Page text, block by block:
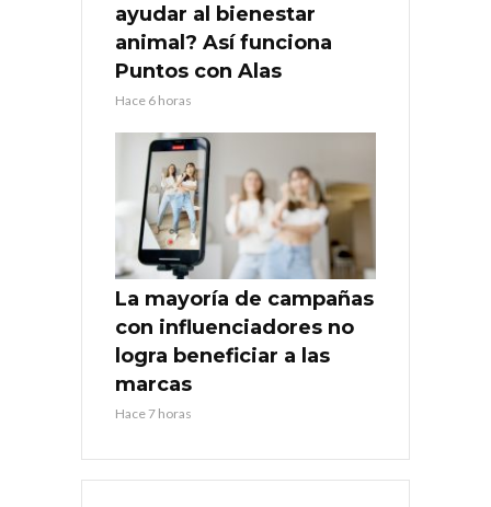
ayudar al bienestar
animal? Así funciona
Puntos con Alas
Hace 6 horas
La mayoría de campañas
con influenciadores no
logra beneficiar a las
marcas
Hace 7 horas